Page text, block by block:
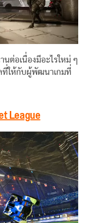
ต่อเนื่องมีอะไรใหม่ ๆ
ที่ให้กับผู้พัฒนาเกมที่
League